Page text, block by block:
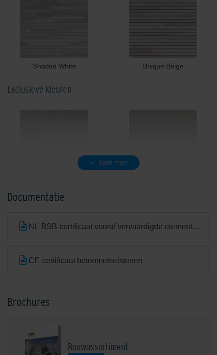
Shaded White Unique Beige
Exclusieve kleuren
Toon meer
Documentatie
NL-BSB-certificaat vooraf vervaardigde elementen van beton
CE-certificaat betonmetselstenen
Brochures
Bouwassortiment